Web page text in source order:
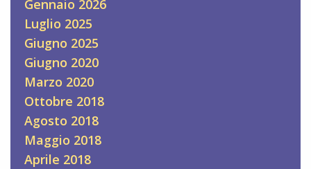
Gennaio 2026
Luglio 2025
Giugno 2025
Giugno 2020
Marzo 2020
Ottobre 2018
Agosto 2018
Maggio 2018
Aprile 2018